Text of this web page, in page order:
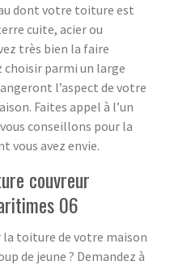
dont votre toiture est
cuite, acier ou
très bien la faire
choisir parmi un large
l’aspect de votre
Faites appel à l’un
conseillons pour la
vous avez envie.
couvreur
06
la toiture de votre maison
de jeune ? Demandez à